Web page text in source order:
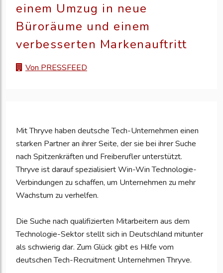
einem Umzug in neue
Büroräume und einem
verbesserten Markenauftritt
Von PRESSFEED
Mit Thryve haben deutsche Tech-Unternehmen einen
starken Partner an ihrer Seite, der sie bei ihrer Suche
nach Spitzenkräften und Freiberufler unterstützt.
Thryve ist darauf spezialisiert Win-Win Technologie-
Verbindungen zu schaffen, um Unternehmen zu mehr
Wachstum zu verhelfen.
Die Suche nach qualifizierten Mitarbeitern aus dem
Technologie-Sektor stellt sich in Deutschland mitunter
als schwierig dar. Zum Glück gibt es Hilfe vom
deutschen Tech-Recruitment Unternehmen Thryve.